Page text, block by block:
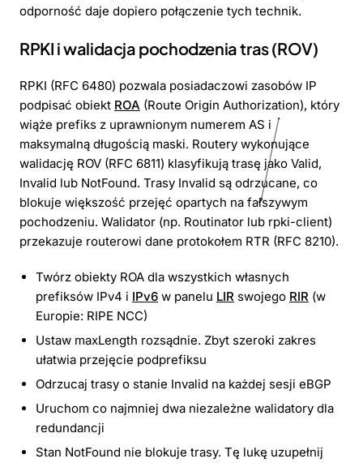
odporność daje dopiero połączenie tych technik.
RPKI i walidacja pochodzenia tras (ROV)
RPKI (RFC 6480) pozwala posiadaczowi zasobów IP
podpisać obiekt ROA (Route Origin Authorization), który
wiąże prefiks z uprawnionym numerem AS i
maksymalną długością maski. Routery wykonujące
walidację ROV (RFC 6811) klasyfikują trasę jako Valid,
Invalid lub NotFound. Trasy Invalid są odrzucane, co
blokuje większość przejęć opartych na fałszywym
pochodzeniu. Walidator (np. Routinator lub rpki-client)
przekazuje routerowi dane protokołem RTR (RFC 8210).
Twórz obiekty ROA dla wszystkich własnych
prefiksów IPv4 i IPv6 w panelu LIR swojego RIR (w
Europie: RIPE NCC)
Ustaw maxLength rozsądnie. Zbyt szeroki zakres
ułatwia przejęcie podprefiksu
Odrzucaj trasy o stanie Invalid na każdej sesji eBGP
Uruchom co najmniej dwa niezależne walidatory dla
redundancji
Stan NotFound nie blokuje trasy. Tę lukę uzupełnij